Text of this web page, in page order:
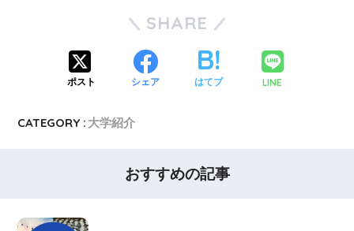
SHARE
ポスト シェア はてブ LINE
CATEGORY : 大学紹介
おすすめの記事